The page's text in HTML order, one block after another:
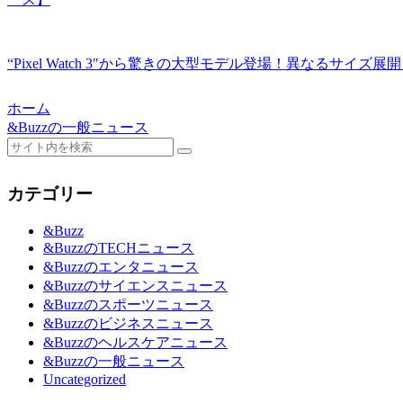
“Pixel Watch 3″から驚きの大型モデル登場！異なるサイズ展
ホーム
&Buzzの一般ニュース
カテゴリー
&Buzz
&BuzzのTECHニュース
&Buzzのエンタニュース
&Buzzのサイエンスニュース
&Buzzのスポーツニュース
&Buzzのビジネスニュース
&Buzzのヘルスケアニュース
&Buzzの一般ニュース
Uncategorized